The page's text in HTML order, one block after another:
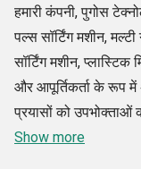
हमारी कंपनी, पुगोस
पल्स सॉर्टिंग मशीन,
सॉर्टिंग मशीन,
और आपूर्तिकर्ता के रूप
प्रयासों को उपभोक्ताओं
गुणवत्ता वाले उत्पाद
Show more